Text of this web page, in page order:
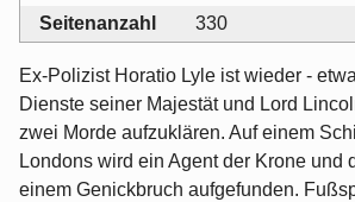
Seitenanzahl
330
Ex-Polizist Horatio Lyle ist wieder -
Dienste seiner Majestät und Lord
zwei Morde aufzuklären. Auf einem
Londons wird ein Agent der Krone und
einem Genickbruch aufgefunden.